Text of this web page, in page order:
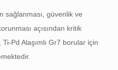
sağlanması, güvenlik ve
açısından kritik
Pd Alaşımlı Gr7 borular için